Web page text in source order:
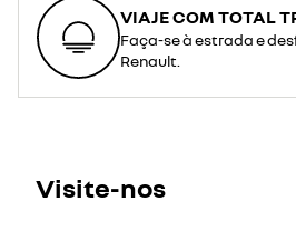
VIAJE COM TOTAL
Faça-se à estrada e
Renault.
Visite-nos